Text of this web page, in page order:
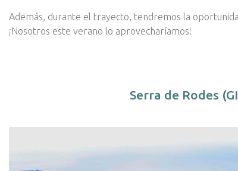
Además, durante el trayecto, tendremos la
¡Nosotros este verano lo aprovecharíamos!
Serra de Rodes